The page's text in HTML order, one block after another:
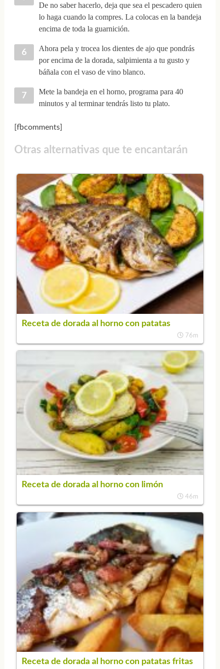
De no saber hacerlo, deja que sea el pescadero quien
lo haga cuando la compres. La colocas en la bandeja
encima de toda la guarnición.
Ahora pela y trocea los dientes de ajo que pondrás
por encima de la dorada, salpimienta a tu gusto y
báñala con el vaso de vino blanco.
Mete la bandeja en el horno, programa para 40
minutos y al terminar tendrás listo tu plato.
[fbcomments]
Otras alternativas que te encantarán
Receta de dorada al horno con patatas
76m
Receta de dorada al horno con limón
46m
Receta de dorada al horno con patatas fritas